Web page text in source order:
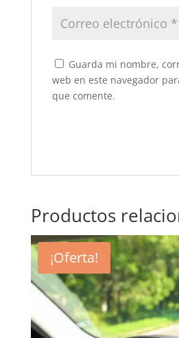
Guarda mi nombre,
web en este navegador
que comente.
Productos
¡Oferta!